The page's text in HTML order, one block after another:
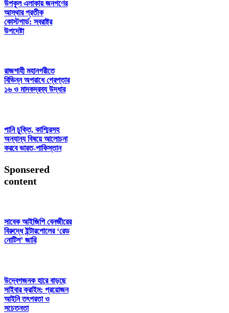
উপকূল এলাকায় জনগণের
আস্থার প্রতীক
কোস্টগার্ড: স্বরাষ্ট্র
উপদেষ্টা
রাজশাহী মহানগরীতে
বিভিন্ন অপরাধে গ্রেপ্তার
১৬ ও মাদকদ্রব্য উদ্ধার
পানি চুক্তি, কাশ্মিরসহ
অন্যান্য বিষয়ে আলোচনা
করবে ভারত-পাকিস্তান
Sponsered
content
সাবেক আইজিপি বেনজীরের
বিরুদ্ধে ইন্টারপোলের ‘রেড
নোটিশ’ জারি
উদ্বেগজনক হারে বাড়ছে
সাইবার ক্রাইম: প্রয়োজন
আইনি তৎপরতা ও
সচেতনতা